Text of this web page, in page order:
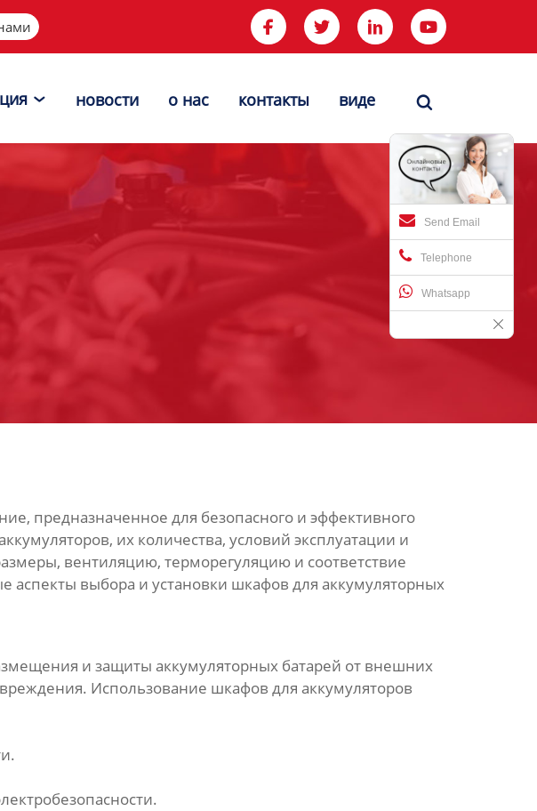
   
 новости о нас контакты виде 
Send Email
Telephone
Whatsapp
предназначенное для безопасного и эффективного
их количества, условий эксплуатации и
вентиляцию, терморегуляцию и соответствие
аспекты выбора и установки шкафов для аккумуляторных
и защиты аккумуляторных батарей от внешних
Использование шкафов для аккумуляторов